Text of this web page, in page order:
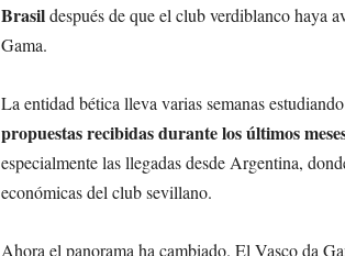
Brasildespués de que el club verdiblanco haya
Gama.
La entidad bética lleva varias semanas
propuestas recibidas durante los últimos
especialmente las llegadas desde Argentina,
económicas del club sevillano.
Ahora el panorama ha cambiado. El Vasco da